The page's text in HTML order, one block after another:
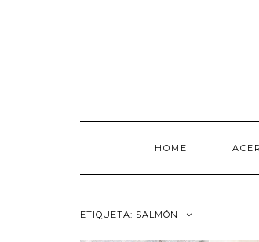
HOME
ETIQUETA: SALMÓN